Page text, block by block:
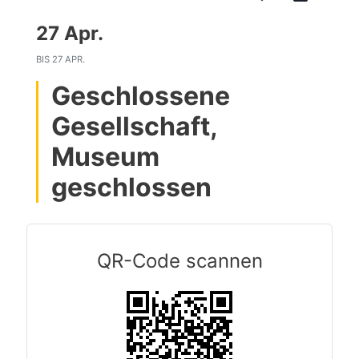
27 Apr.
BIS 27 APR.
Geschlossene
Gesellschaft,
Museum
geschlossen
QR-Code scannen